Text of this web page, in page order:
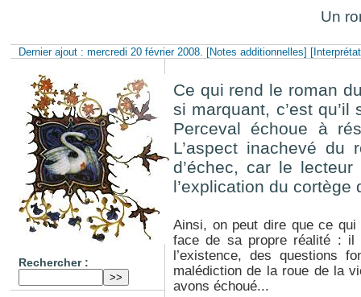
Un
Dernier ajout : mercredi 20 février 2008. [Notes additionnelles]
Rechercher :
Ce qui rend le roman
si marquant, c’est qu’il
Perceval échoue à
L’aspect inachevé du
d’échec, car le
l’explication du cortège
Ainsi, on peut dire que ce qui
face de sa propre réalité : il
l’existence, des questions
malédiction de la roue de la
avons échoué...